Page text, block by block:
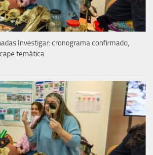
Investigar: cronograma confirmado,
temática